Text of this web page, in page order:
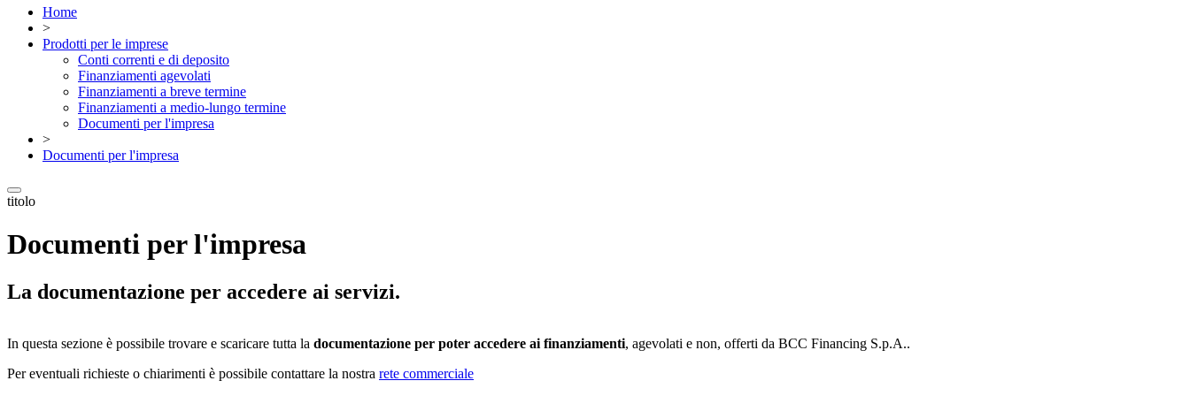
Home
>
Prodotti per le imprese
Conti correnti e di deposito
Finanziamenti agevolati
Finanziamenti a breve termine
Finanziamenti a medio-lungo termine
Documenti per l'impresa
>
Documenti per l'impresa
titolo
Documenti per l'impresa
La documentazione per accedere ai servizi.
In questa sezione è possibile trovare e scaricare tutta la documentazione per poter accedere ai finanziamenti, agevolati e non, offerti da BCC Financing S.p.A..
Per eventuali richieste o chiarimenti è possibile contattare la nostra rete commerciale